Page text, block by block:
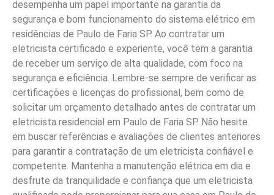
desempenha um papel importante na garantia da
segurança e bom funcionamento do sistema elétrico em
residências de Paulo de Faria SP. Ao contratar um
eletricista certificado e experiente, você tem a garantia
de receber um serviço de alta qualidade, com foco na
segurança e eficiência. Lembre-se sempre de verificar as
certificações e licenças do profissional, bem como de
solicitar um orçamento detalhado antes de contratar um
eletricista residencial em Paulo de Faria SP. Não hesite
em buscar referências e avaliações de clientes anteriores
para garantir a contratação de um eletricista confiável e
competente. Mantenha a manutenção elétrica em dia e
desfrute da tranquilidade e confiança que um eletricista